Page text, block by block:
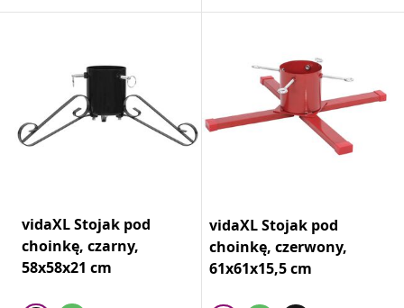
vidaXL Stojak pod
choinkę, czarny,
58x58x21 cm
vidaXL Stojak pod
choinkę, czerwony,
61x61x15,5 cm